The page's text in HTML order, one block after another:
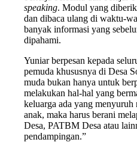
speaking. Modul yang
dan dibaca ulang di waktu-
banyak informasi yang
dipahami.
Yuniar berpesan kepada
pemuda khususnya di Desa
muda bukan hanya untuk
melakukan hal-hal yang
keluarga ada yang
anak, maka harus berani
Desa, PATBM Desa atau
pendampingan.”